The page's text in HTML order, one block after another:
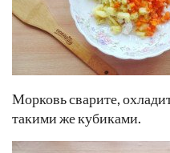
Морковь сварите,
такими же кубиками.